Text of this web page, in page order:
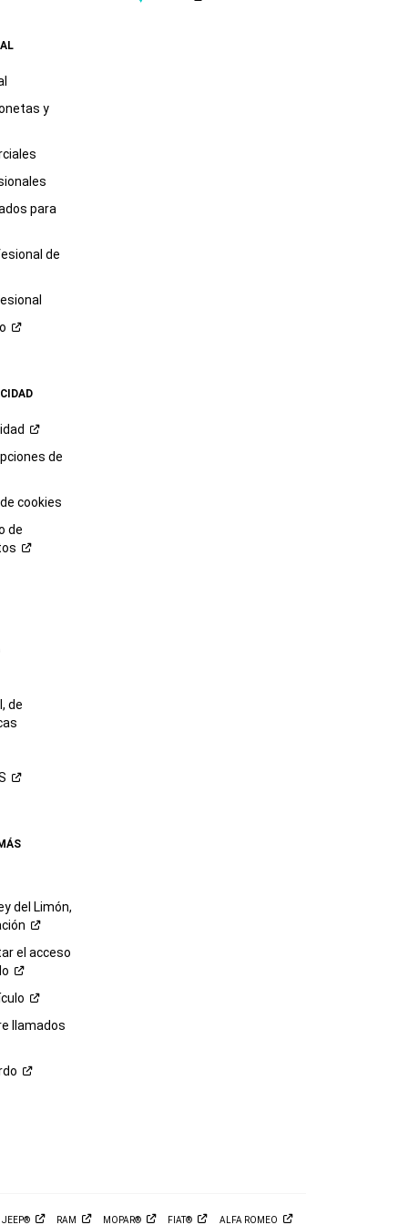
y
para
de
de
cookies
de
de
del Limón,
el acceso
llamados
JEEP® RAM MOPAR® FIAT® ALFA ROMEO